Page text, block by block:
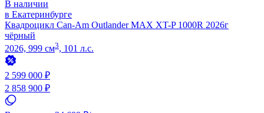
В наличии
в Екатеринбурге
Квадроцикл Can-Am Outlander MAX XT-P 1000R 2026г
чёрный
2026, 999 см3, 101 л.с.
2 599 000 ₽
2 858 900 ₽